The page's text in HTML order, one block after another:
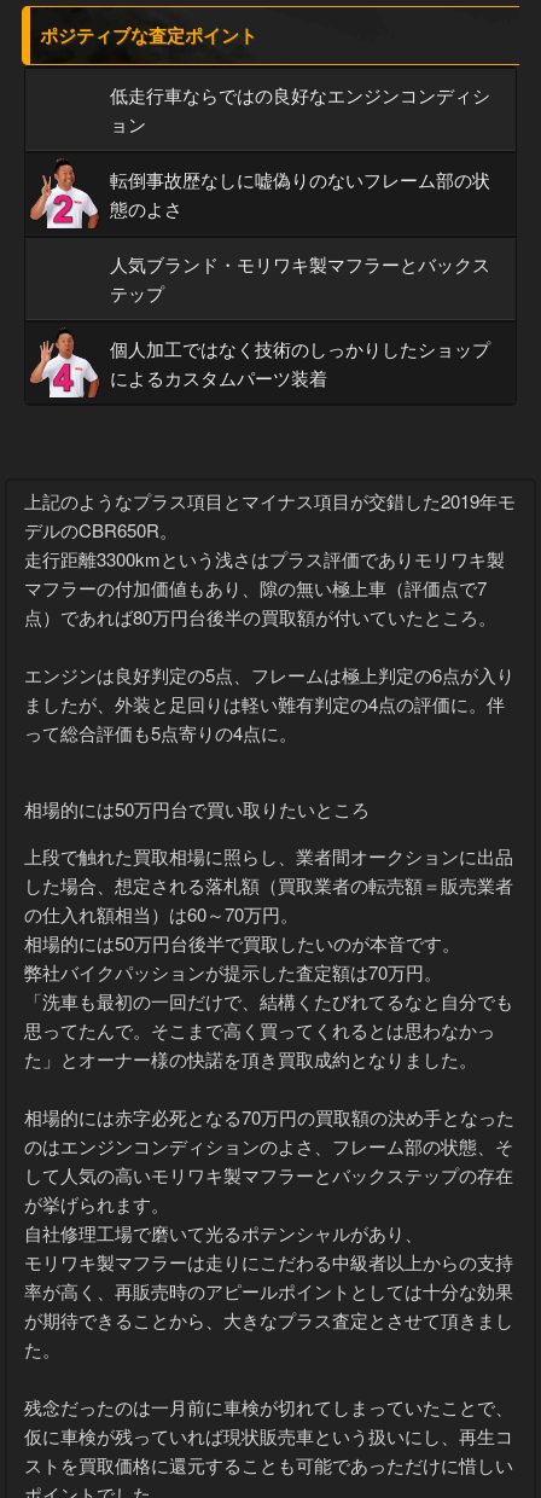
ポジティブな査定ポイント
低走行車ならではの良好なエンジンコンディシ
転倒事故歴なしに嘘偽りのないフレーム部の状
態のよさ
人気ブランド・モリワキ製マフラーとバックス
個人加工ではなく技術のしっかりしたショップ
によるカスタムパーツ装着
上記のようなプラス項目とマイナス項目が交錯した2019年モ
デルのCBR650R。
走行距離3300kmという浅さはプラス評価でありモリワキ製
マフラーの付加価値もあり、隙の無い極上車（評価点で7
点）であれば80万円台後半の買取額が付いていたところ。
エンジンは良好判定の5点、フレームは極上判定の6点が入り
ましたが、外装と足回りは軽い難有判定の4点の評価に。伴
って総合評価も5点寄りの4点に。
相場的には50万円台で買い取りたいところ
上段で触れた買取相場に照らし、業者間オークションに出品
した場合、想定される落札額（買取業者の転売額＝販売業者
の仕入れ額相当）は60～70万円。
相場的には50万円台後半で買取したいのが本音です。
弊社バイクパッションが提示した査定額は70万円。
「洗車も最初の一回だけで、結構くたびれてるなと自分でも
思ってたんで。そこまで高く買ってくれるとは思わなかっ
た」とオーナー様の快諾を頂き買取成約となりました。
相場的には赤字必死となる70万円の買取額の決め手となった
のはエンジンコンディションのよさ、フレーム部の状態、そ
して人気の高いモリワキ製マフラーとバックステップの存在
が挙げられます。
自社修理工場で磨いて光るポテンシャルがあり、
モリワキ製マフラーは走りにこだわる中級者以上からの支持
率が高く、再販売時のアピールポイントとしては十分な効果
が期待できることから、大きなプラス査定とさせて頂きまし
残念だったのは一月前に車検が切れてしまっていたことで、
仮に車検が残っていれば現状販売車という扱いにし、再生コ
ストを買取価格に還元することも可能であっただけに惜しい